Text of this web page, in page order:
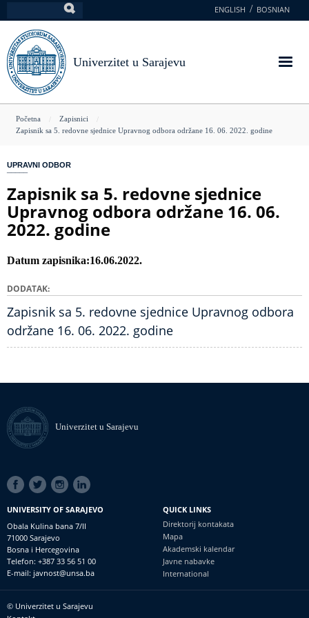
na
glavni
sadržaj
ENGLISH BOSNIAN
Univerzitet u Sarajevu
You
here
Početna
Zapisnici
Zapisnik sa 5. redovne sjednice Upravnog odbora održane 16. 06. 2022. godine
UPRAVNI ODBOR
Zapisnik sa 5. redovne sjednice
Upravnog odbora održane 16. 06.
2022. godine
Datum zapisnika 16.06.2022.
DODATAK
Zapisnik sa 5. redovne sjednice Upravnog odbora
održane 16. 06. 2022. godine
Univerzitet u Sarajevu
SOCIAL
LINKS
UNIVERSITY OF SARAJEVO
Obala Kulina bana 7/II
71000 Sarajevo
Bosna i Hercegovina
Telefon: +387 33 56 51 00
E-mail: javnost@unsa.ba
QUICK LINKS
Direktorij kontakata
Mapa
Akademski kalendar
Javne nabavke
International
Footer
© Univerzitet u Sarajevu